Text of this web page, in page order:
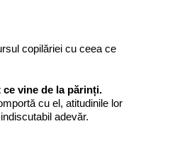
copilăriei cu ceea ce
ce vine de la părinți.
cu el, atitudinile lor
adevăr.